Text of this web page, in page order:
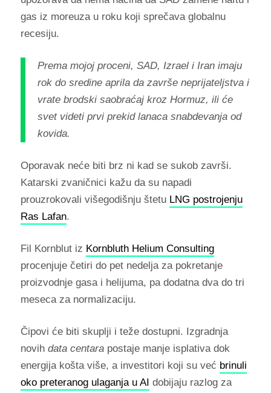
gas iz moreuza u roku koji sprečava globalnu
recesiju.
Prema mojoj proceni, SAD, Izrael i Iran imaju
rok do sredine aprila da završe neprijateljstva i
vrate brodski saobraćaj kroz Hormuz, ili će
svet videti prvi prekid lanaca snabdevanja od
kovida.
Oporavak neće biti brz ni kad se sukob završi.
Katarski zvaničnici kažu da su napadi
prouzrokovali višegodišnju štetu LNG postrojenju
Ras Lafan.
Fil Kornblut iz Kornbluth Helium Consulting
procenjuje četiri do pet nedelja za pokretanje
proizvodnje gasa i helijuma, pa dodatna dva do tri
meseca za normalizaciju.
Čipovi će biti skuplji i teže dostupni. Izgradnja
novih data centarapostaje manje isplativa dok
energija košta više, a investitori koji su već brinuli
oko preteranog ulaganja u AI dobijaju razlog za